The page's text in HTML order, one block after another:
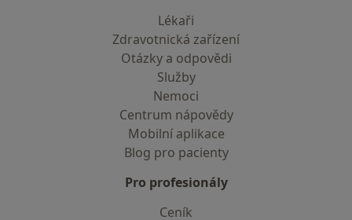
Lékaři
Zdravotnická zařízení
Otázky a odpovědi
Služby
Nemoci
Centrum nápovědy
Mobilní aplikace
Blog pro pacienty
Pro profesionály
Ceník